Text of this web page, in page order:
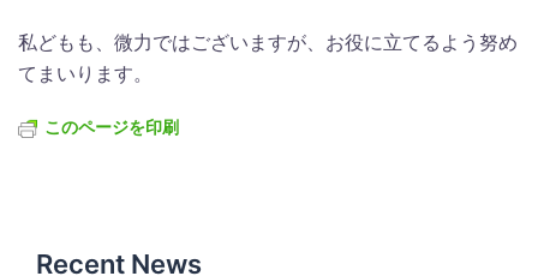
私どもも、微力ではございますが、お役に立てるよう努め
てまいります。
このページを印刷
Recent News